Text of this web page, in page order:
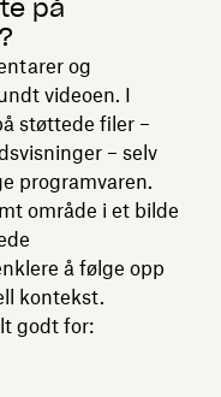
på
og
videoen. I
støttede filer –
– selv
programvaren.
område i et bilde
å følge opp
kontekst.
godt for: